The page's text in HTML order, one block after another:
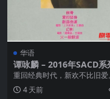
华语
谭咏麟 – 2016年SACD系
雾之恋 DSD DSF
重回经典时代，新欢不比旧爱
04年经环球唱片有限公司提供
权，引进了一批八...
4 天前